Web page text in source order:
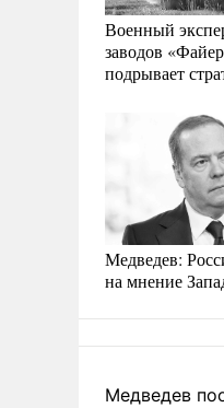
Военный
заводов
подрывает
Медведев:
на мнение
Медведев